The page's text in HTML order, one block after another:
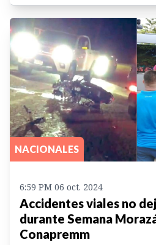
NACIONALES
6:59 PM 06 oct. 2024
Accidentes viales no
durante Semana
Conapremm